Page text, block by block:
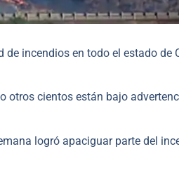
incendios en todo el estado de
otros cientos están bajo
logró apaciguar parte del